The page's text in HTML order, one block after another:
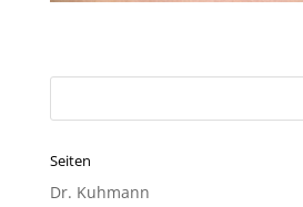
Seiten
Dr. Kuhmann